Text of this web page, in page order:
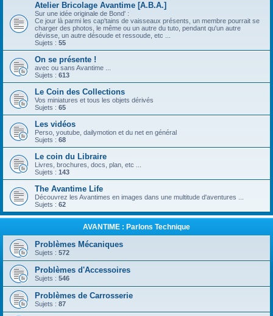
Atelier Bricolage Avantime [A.B.A.]
Sur une idée originale de Bond' :
Ce jour là parmi les cap'tains de vaisseaux présents, un membre pourrait se
charger des photos, le même ou un autre du tuto, pendant qu'un autre
dévisse, un autre désoude et ressoude, etc ...
Sujets : 55
On se présente !
avec ou sans Avantime ...
Sujets : 613
Le Coin des Collections
Vos miniatures et tous les objets dérivés
Sujets : 65
Les vidéos
Perso, youtube, dailymotion et du net en général
Sujets : 68
Le coin du Libraire
Livres, brochures, docs, plan, etc ...
Sujets : 143
The Avantime Life
Découvrez les Avantimes en images dans une multitude d'aventures ...
Sujets : 62
AVANTIME : Parlons Technique
Problèmes Mécaniques
Sujets : 572
Problèmes d'Accessoires
Sujets : 546
Problèmes de Carrosserie
Sujets : 87